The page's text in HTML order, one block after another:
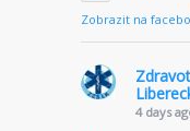
Zobrazit na
4 days